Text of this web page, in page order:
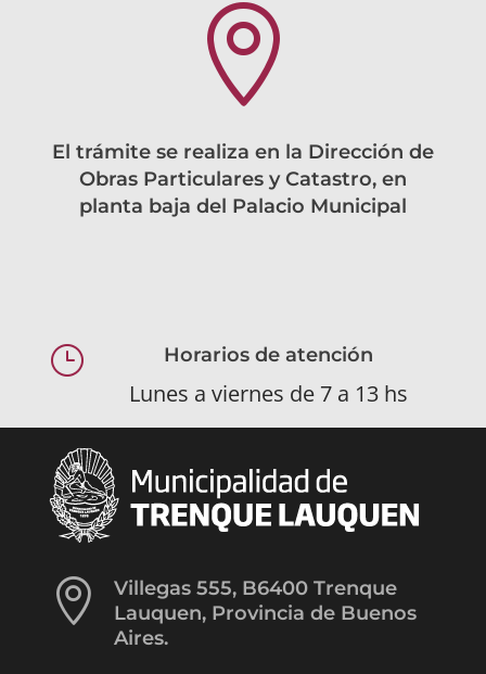

El trámite se realiza en la Dirección de
Obras Particulares y Catastro, en
planta baja del Palacio Municipal
} Horarios de atención
Lunes a viernes de 7 a 13 hs

Villegas 555, B6400 Trenque
Lauquen, Provincia de Buenos
Aires.